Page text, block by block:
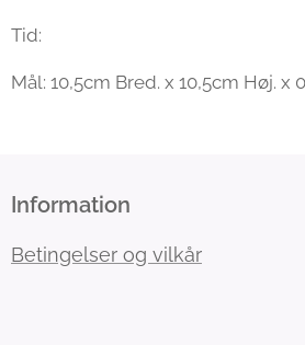
Tid:
Mål: 10,5cm Bred. x 10,5cm Høj. x
Information
Betingelser og vilkår